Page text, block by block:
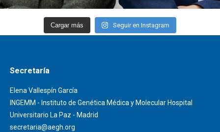
Cargar más Seguir en Instagram
Secretaría
Elena Vallespín García
INGEMM - Instituto de Genética Médica y Molecular Hospital
Universitario La Paz - Madrid
secretaria@aegh.org